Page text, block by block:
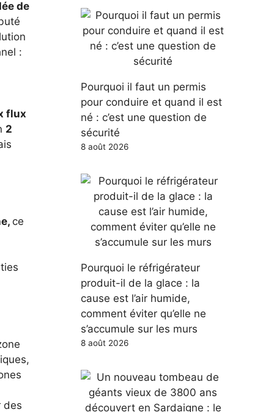
de
:
flux
2
ce
des
Pourquoi il faut un permis
pour conduire et quand il est
né : c’est une question de
sécurité
8 août 2026
Pourquoi le réfrigérateur
produit-il de la glace : la
cause est l’air humide,
comment éviter qu’elle ne
s’accumule sur les murs
8 août 2026